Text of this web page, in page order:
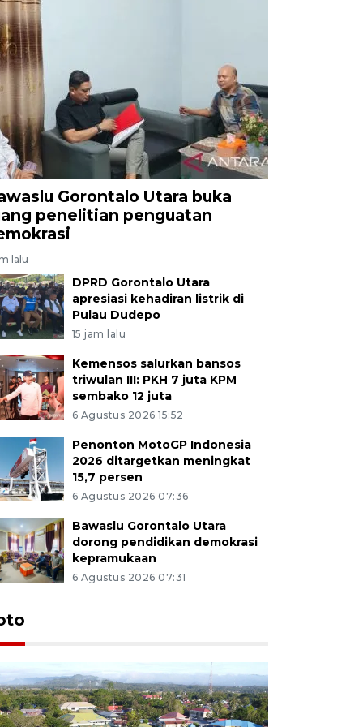
Gorontalo Utara buka
penelitian penguatan
lalu
DPRD Gorontalo Utara
apresiasi kehadiran listrik di
Pulau Dudepo
15 jam lalu
Kemensos salurkan bansos
triwulan III: PKH 7 juta KPM
sembako 12 juta
6 Agustus 2026 15:52
Penonton MotoGP Indonesia
2026 ditargetkan meningkat
15,7 persen
6 Agustus 2026 07:36
Bawaslu Gorontalo Utara
dorong pendidikan demokrasi
kepramukaan
6 Agustus 2026 07:31